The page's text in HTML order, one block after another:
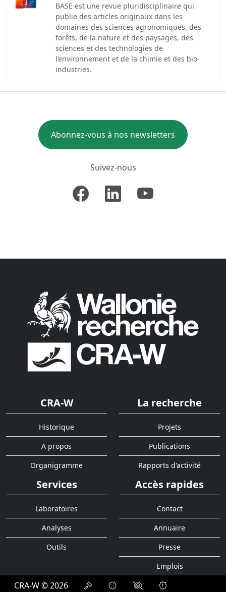
BASE est une revue pluridisciplinaire qui
publie des articles originaux dans les
domaines des sciences agronomiques, des
forêts, de la nature et des paysages, des
sciences et des technologies de
l’environnement et de la chimie et des bio-
industries.
Abonnez-vous à nos newsletters
Suivez-nous
CRA-W
Historique
A propos
Organigramme
La recherche
Projets
Publications
Rapports d'activité
Services
Laboratoires
Analyses
Outils
Accès rapides
Contact
Annuaire
Presse
Emplois
CRA-W © 2026